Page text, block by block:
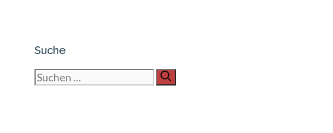
Suche
Suchen
nach: